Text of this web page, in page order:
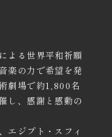
よる世界平和祈願
楽の力で希望を発
劇場で約1,800名
し、感謝と感動の
エジプト・スフィ